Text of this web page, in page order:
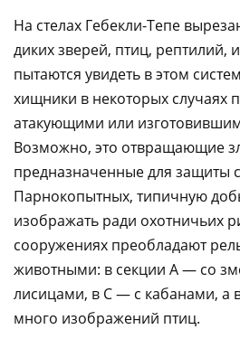
На стелах Гебекли-Тепе
диких зверей, птиц, рептилий,
пытаются увидеть в этом
хищники в некоторых случаях
атакующими или
Возможно, это отвращающие
предназначенные для защиты
Парнокопытных, типичную
изображать ради охотничьих
сооружениях преобладают
животными: в секции A — со
лисицами, в C — с кабанами, а
много изображений птиц.